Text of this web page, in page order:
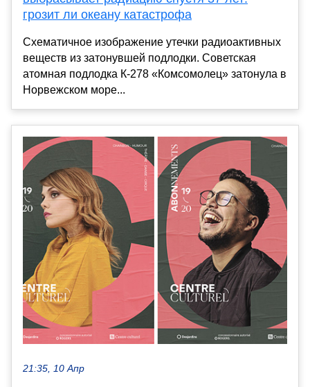
грозит ли океану катастрофа
Схематичное изображение утечки радиоактивных
веществ из затонувшей подлодки. Советская
атомная подлодка К-278 «Комсомолец» затонула в
Норвежском море...
21:35, 10 Апр